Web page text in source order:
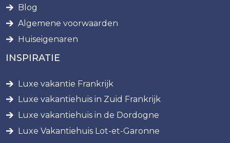
Blog
Algemene voorwaarden
Huiseigenaren
INSPIRATIE
Luxe vakantie Frankrijk
Luxe vakantiehuis in Zuid Frankrijk
Luxe vakantiehuis in de Dordogne
Luxe Vakantiehuis Lot-et-Garonne